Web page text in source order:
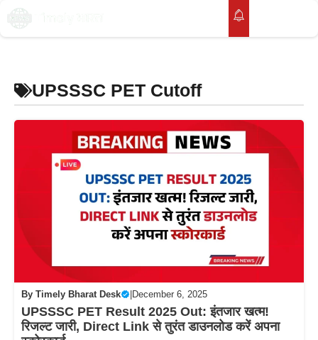
Skip
UPSSSC PET Cutoff
By Timely Bharat Desk December 6, 2025
UPSSSC PET Result 2025 Out: इंतजार खत्म!
रिजल्ट जारी, Direct Link से तुरंत डाउनलोड करें अपना